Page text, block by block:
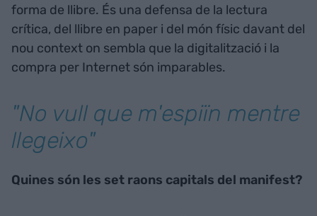
forma de llibre. És una defensa de la lectura
crítica, del llibre en paper i del món físic davant del
nou context on sembla que la digitalització i la
compra per Internet són imparables.
"No vull que m'espiïn mentre
llegeixo"
Quines són les set raons capitals del manifest?